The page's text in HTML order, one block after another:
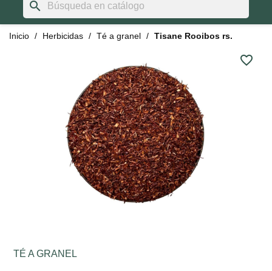
search
Inicio Herbicidas Té a granel Tisane Rooibos rs.
favorite_border
TÉ A GRANEL